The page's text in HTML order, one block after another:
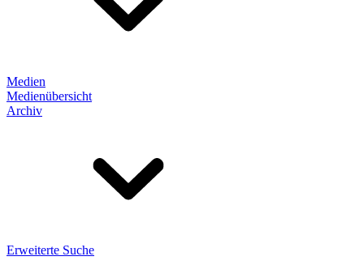
Medien
Medienübersicht
Archiv
Erweiterte Suche